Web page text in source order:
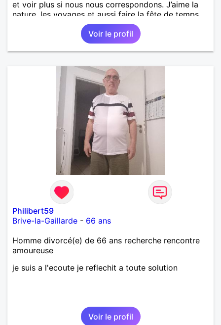
et voir plus si nous nous correspondons. J’aime la
nature, les voyages et aussi faire la fête de temps
en temps ;-)Je suis papa d’un petit garçon de 7 ans
dont je m’occupe en garde alternée. J’aime à peu
près tous les styles de musique. (Oui je suis pas
trop fan de Jul). Je fais du sport pour garder la
pense en tout cas 😂)
Voir le profil
Philibert59
Brive-la-Gaillarde - 66 ans
Homme divorcé(e) de 66 ans recherche rencontre
amoureuse
je suis a l'ecoute je reflechit a toute solution
Voir le profil